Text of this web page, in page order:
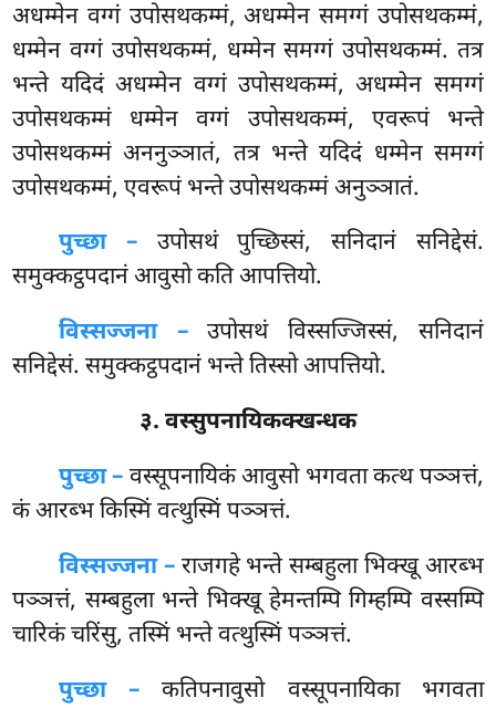
अधम्मेन वग्गं उपोसथकम्मं, अधम्मेन समग्गं उपोसथकम्मं,
धम्मेन वग्गं उपोसथकम्मं, धम्मेन समग्गं उपोसथकम्मं. तत्र
भन्ते यदिदं अधम्मेन वग्गं उपोसथकम्मं, अधम्मेन समग्गं
उपोसथकम्मं धम्मेन वग्गं उपोसथकम्मं, एवरूपं भन्ते
उपोसथकम्मं अननुञ्ञातं, तत्र भन्ते यदिदं धम्मेन समग्गं
उपोसथकम्मं, एवरूपं भन्ते उपोसथकम्मं अनुञ्ञातं.
पुच्छा –उपोसथंपुच्छिस्सं, सनिदानं सनिद्देसं.
समुक्कट्ठपदानं आवुसो कति आपत्तियो.
विस्सज्जना –उपोसथं विस्सज्जिस्सं, सनिदानं
सनिद्देसं. समुक्कट्ठपदानं भन्ते तिस्सो आपत्तियो.
३. वस्सुपनायिकक्खन्धक
पुच्छा – वस्सूपनायिकं आवुसो भगवता कत्थ पञ्ञत्तं,
कं आरब्भ किस्मिं वत्थुस्मिं पञ्ञत्तं.
विस्सज्जना –राजगहे भन्ते सम्बहुला भिक्खू आरब्भ
पञ्ञत्तं, सम्बहुला भन्ते भिक्खू हेमन्तम्पि गिम्हम्पि वस्सम्पि
चारिकं चरिंसु, तस्मिं भन्ते वत्थुस्मिं पञ्ञत्तं.
पुच्छा – कतिपनावुसो वस्सूपनायिका भगवता